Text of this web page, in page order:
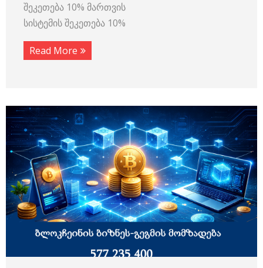
შეკეთება 10% მართვის
სისტემის შეკეთება 10%
Read More